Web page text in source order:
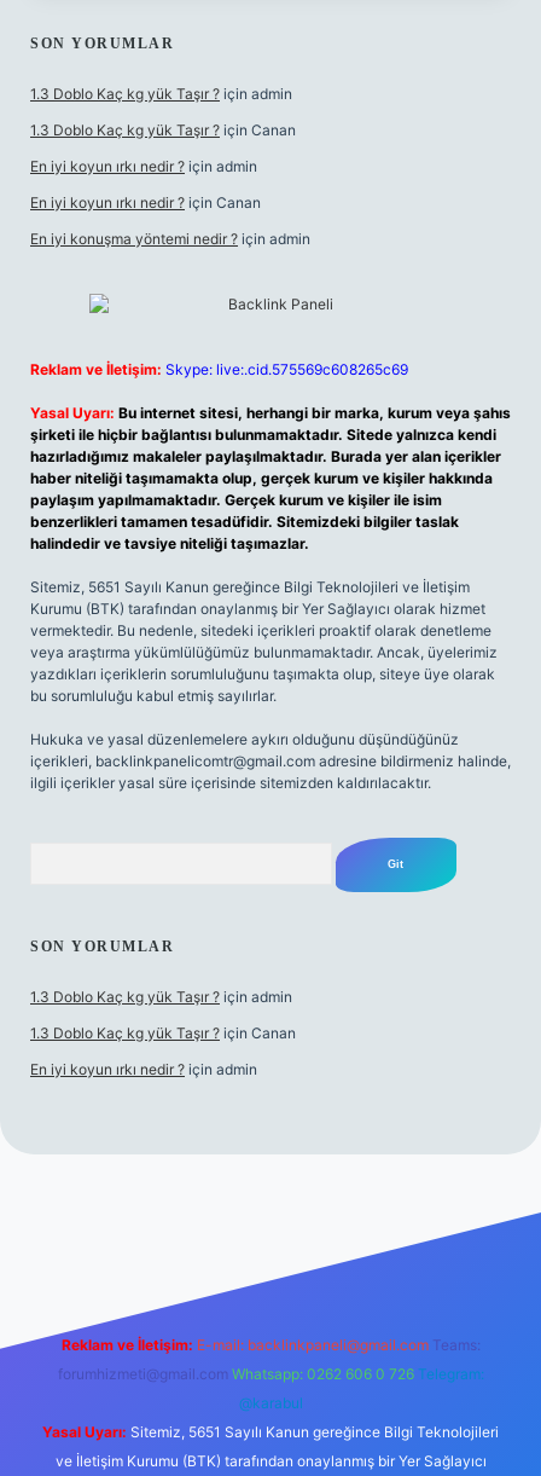
SON YORUMLAR
1.3 Doblo Kaç kg yük Taşır ? için admin
1.3 Doblo Kaç kg yük Taşır ? için Canan
En iyi koyun ırkı nedir ? için admin
En iyi koyun ırkı nedir ? için Canan
En iyi konuşma yöntemi nedir ? için admin
Reklam ve İletişim: Skype: live:.cid.575569c608265c69
Yasal Uyarı: Bu internet sitesi, herhangi bir marka, kurum veya şahıs
şirketi ile hiçbir bağlantısı bulunmamaktadır. Sitede yalnızca kendi
hazırladığımız makaleler paylaşılmaktadır. Burada yer alan içerikler
haber niteliği taşımamakta olup, gerçek kurum ve kişiler hakkında
paylaşım yapılmamaktadır. Gerçek kurum ve kişiler ile isim
benzerlikleri tamamen tesadüfidir. Sitemizdeki bilgiler taslak
halindedir ve tavsiye niteliği taşımazlar.
Sitemiz, 5651 Sayılı Kanun gereğince Bilgi Teknolojileri ve İletişim
Kurumu (BTK) tarafından onaylanmış bir Yer Sağlayıcı olarak hizmet
vermektedir. Bu nedenle, sitedeki içerikleri proaktif olarak denetleme
veya araştırma yükümlülüğümüz bulunmamaktadır. Ancak, üyelerimiz
yazdıkları içeriklerin sorumluluğunu taşımakta olup, siteye üye olarak
bu sorumluluğu kabul etmiş sayılırlar.
Hukuka ve yasal düzenlemelere aykırı olduğunu düşündüğünüz
içerikleri, backlinkpanelicomtr@gmail.com adresine bildirmeniz halinde,
ilgili içerikler yasal süre içerisinde sitemizden kaldırılacaktır.
SON YORUMLAR
1.3 Doblo Kaç kg yük Taşır ? için admin
1.3 Doblo Kaç kg yük Taşır ? için Canan
En iyi koyun ırkı nedir ? için admin
Reklam ve İletişim: E-mail: backlinkpaneli@gmail.com Teams:
forumhizmeti@gmail.com Whatsapp: 0262 606 0 726 Telegram:
@karabul
Yasal Uyarı: Sitemiz, 5651 Sayılı Kanun gereğince Bilgi Teknolojileri
ve İletişim Kurumu (BTK) tarafından onaylanmış bir Yer Sağlayıcı